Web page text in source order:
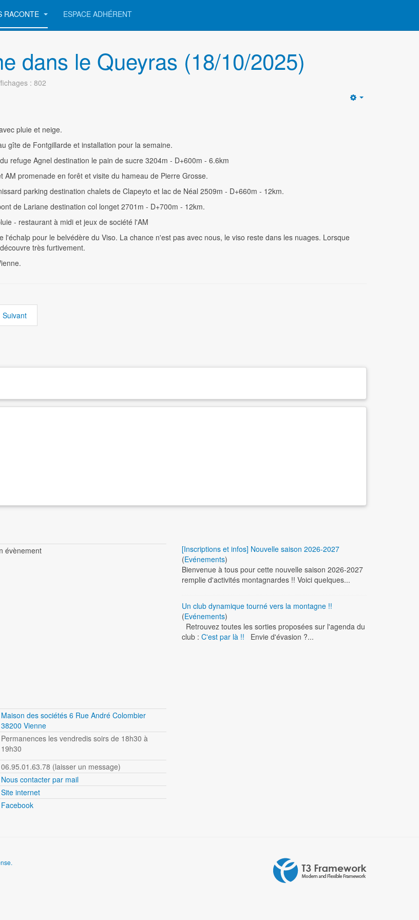
RACONTE ESPACE ADHÉRENT
dans le Queyras (18/10/2025)
: 802
pluie et neige.
gîte de Fontgillarde et installation pour la semaine.
refuge Agnel destination le pain de sucre 3204m - D+600m - 6.6km
AM promenade en forêt et visite du hameau de Pierre Grosse.
parking destination chalets de Clapeyto et lac de Néal 2509m - D+660m - 12km.
de Lariane destination col longet 2701m - D+700m - 12km.
- restaurant à midi et jeux de société l'AM
l'échalp pour le belvédère du Viso. La chance n'est pas avec nous, le viso reste dans les nuages. Lorsque
très furtivement.
Suivant
évènement
[Inscriptions et infos] Nouvelle saison 2026-2027
(Evénements)
Bienvenue à tous pour cette nouvelle saison 2026-2027
remplie d'activités montagnardes !! Voici quelques...
Un club dynamique tourné vers la montagne !!
(Evénements)
Retrouvez toutes les sorties proposées sur l'agenda du
club : C'est par là !! Envie d'évasion ?...
Maison des sociétés 6 Rue André Colombier
38200 Vienne
Permanences les vendredis soirs de 18h30 à
19h30
06.95.01.63.78 (laisser un message)
Nous contacter par mail
Site internet
Facebook